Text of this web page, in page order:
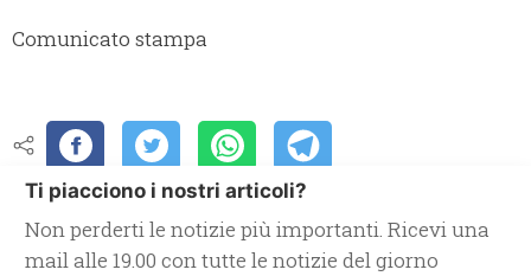
Comunicato stampa
Ti piacciono i nostri articoli?
Non perderti le notizie più importanti. Ricevi una
mail alle 19.00 con tutte le notizie del giorno